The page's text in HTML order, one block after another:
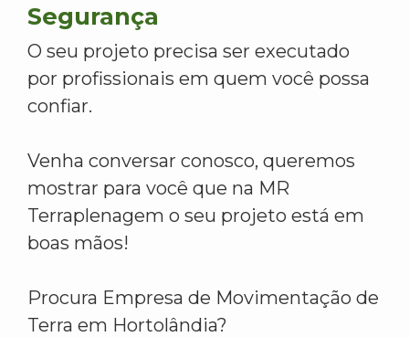
Segurança
O seu projeto precisa ser executado
por profissionais em quem você possa
confiar.
Venha conversar conosco, queremos
mostrar para você que na MR
Terraplenagem o seu projeto está em
boas mãos!
Procura Empresa de Movimentação de
Terra em Hortolândia?